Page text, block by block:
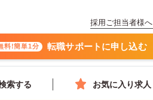
採用ご担当者様へ
料!簡単1分 転職サポートに申し込む
索する お気に入り求人